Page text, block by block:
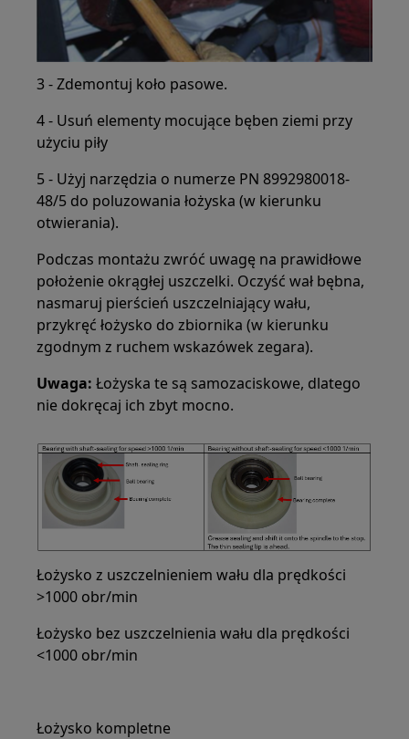
3 - Zdemontuj koło pasowe.
4 - Usuń elementy mocujące bęben ziemi przy
użyciu piły
5 - Użyj narzędzia o numerze PN 8992980018-
48/5 do poluzowania łożyska (w kierunku
otwierania).
Podczas montażu zwróć uwagę na prawidłowe
położenie okrągłej uszczelki. Oczyść wał bębna,
nasmaruj pierścień uszczelniający wału,
przykręć łożysko do zbiornika (w kierunku
zgodnym z ruchem wskazówek zegara).
Uwaga:Łożyska te są samozaciskowe, dlatego
nie dokręcaj ich zbyt mocno.
Łożysko z uszczelnieniem wału dla prędkości
>1000 obr/min
Łożysko bez uszczelnienia wału dla prędkości
<1000 obr/min
Łożysko kompletne